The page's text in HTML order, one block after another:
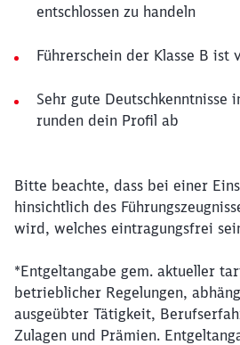
entschlossen zu handeln
Führerschein der Klasse B ist
Sehr gute Deutschkenntnisse
runden dein Profil ab
Bitte beachte, dass bei einer
hinsichtlich des
wird, welches eintragungsfrei
*Entgeltangabe gem. aktueller
betrieblicher Regelungen,
ausgeübter Tätigkeit,
Zulagen und Prämien.